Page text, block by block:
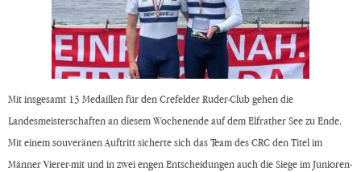
Mit insgesamt 13 Medaillen für den Crefelder Ruder-Club gehen die
Landesmeisterschaften an diesem Wochenende auf dem Elfrather See zu Ende.
Mit einem souveränen Auftritt sicherte sich das Team des CRC den Titel im
Männer Vierer-mit und in zwei engen Entscheidungen auch die Siege im Junioren-